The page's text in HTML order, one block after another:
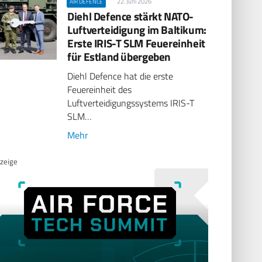
Diehl Defence stärkt NATO-
Luftverteidigung im Baltikum:
Erste IRIS-T SLM Feuereinheit
für Estland übergeben
Diehl Defence hat die erste
Feuereinheit des
Luftverteidigungssystems IRIS-T
SLM…
Mehr